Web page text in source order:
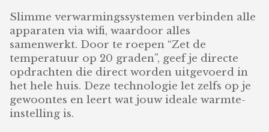
Slimme verwarmingssystemen verbinden alle
apparaten via wifi, waardoor alles
samenwerkt. Door te roepen “Zet de
temperatuur op 20 graden”, geef je directe
opdrachten die direct worden uitgevoerd in
het hele huis. Deze technologie let zelfs op je
gewoontes en leert wat jouw ideale warmte-
instelling is.